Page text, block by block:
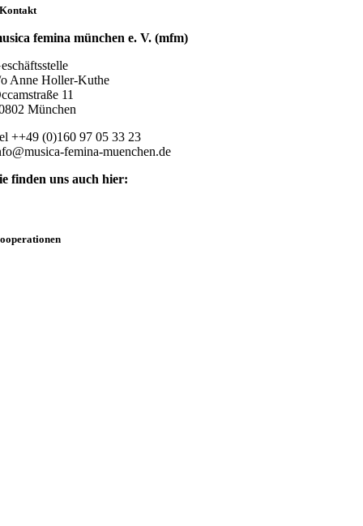
Kontakt
femina münchen e. V. (mfm)
Anne Holler-Kuthe
11
München
++49 (0)160 97 05 33 23
femina-muenchen.de
finden uns auch hier: